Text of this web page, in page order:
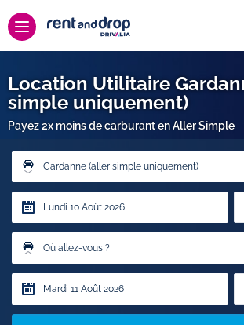
Location Utilitaire
simple uniquement)
Payez 2x moins de carburant en Aller Simple
Gardanne (aller simple uniquement)
Où allez-vous ?